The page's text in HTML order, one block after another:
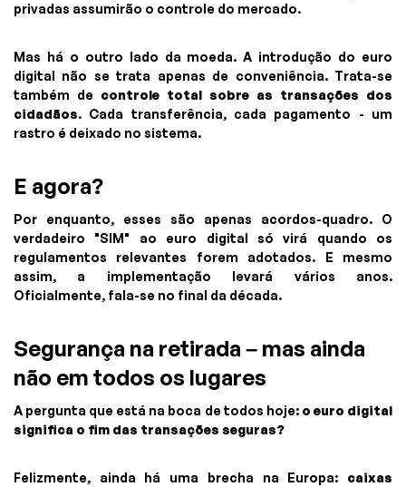
privadas assumirão o controle do mercado.
Mas há o outro lado da moeda. A introdução do euro
digital não se trata apenas de conveniência. Trata-se
também de controle total sobre as transações dos
cidadãos. Cada transferência, cada pagamento - um
rastro é deixado no sistema.
E agora?
Por enquanto, esses são apenas acordos-quadro. O
verdadeiro "SIM" ao euro digital só virá quando os
regulamentos relevantes forem adotados. E mesmo
assim, a implementação levará vários anos.
Oficialmente, fala-se no final da década.
Segurança na retirada – mas ainda
não em todos os lugares
A pergunta que está na boca de todos hoje: o euro digital
significa o fim das transações seguras?
Felizmente, ainda há uma brecha na Europa: caixas